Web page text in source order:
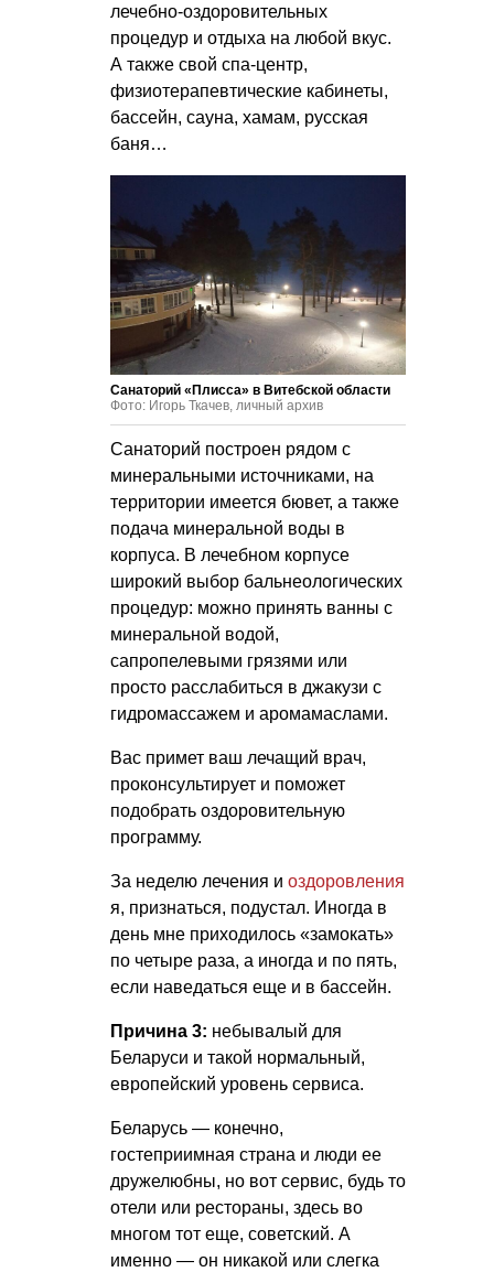
лечебно-оздоровительных
процедур и отдыха на любой вкус.
А также свой спа-центр,
физиотерапевтические кабинеты,
бассейн, сауна, хамам, русская
баня…
Санаторий «Плисса» в Витебской области
Фото: Игорь Ткачев, личный архив
Санаторий построен рядом с
минеральными источниками, на
территории имеется бювет, а также
подача минеральной воды в
корпуса. В лечебном корпусе
широкий выбор бальнеологических
процедур: можно принять ванны с
минеральной водой,
сапропелевыми грязями или
просто расслабиться в джакузи с
гидромассажем и аромамаслами.
Вас примет ваш лечащий врач,
проконсультирует и поможет
подобрать оздоровительную
программу.
За неделю лечения и оздоровления
я, признаться, подустал. Иногда в
день мне приходилось «замокать»
по четыре раза, а иногда и по пять,
если наведаться еще и в бассейн.
Причина 3: небывалый для
Беларуси и такой нормальный,
европейский уровень сервиса.
Беларусь — конечно,
гостеприимная страна и люди ее
дружелюбны, но вот сервис, будь то
отели или рестораны, здесь во
многом тот еще, советский. А
именно — он никакой или слегка